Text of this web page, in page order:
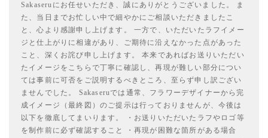
Sakaseruにお任せいただき、誠にありがとうございました。 ま
た、当日までお忙しい中で細やかにご相談いただきましたこ
と、心より感謝申し上げます。 一方で、いただいたラフイメー
ジと仕上がりに相違があり、ご期待に沿えなかった点があった
こと、深くお詫び申し上げます。 本来であればお送りいただい
たイメージをこちらで丁寧に確認し、再現が難しい部分につい
ては事前に可否をご説明するべきところ、至らず申し訳ござい
ませんでした。 Sakaseruでは通常、フラワーデザイナーから完
成イメージ（最終図）のご提示は行っておりませんが、今後は
以下を徹底してまいります。 ・お送りいただいたラフやロゴ等
を制作前に必ず確認すること ・再現が困難な箇所がある場合